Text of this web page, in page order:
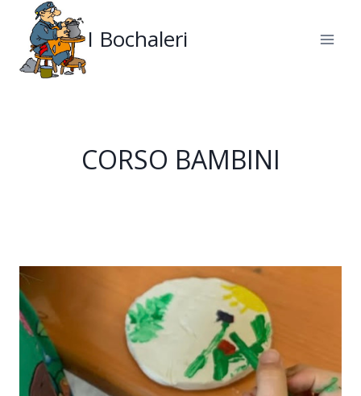
contenuto
I Bochaleri
CORSO BAMBINI